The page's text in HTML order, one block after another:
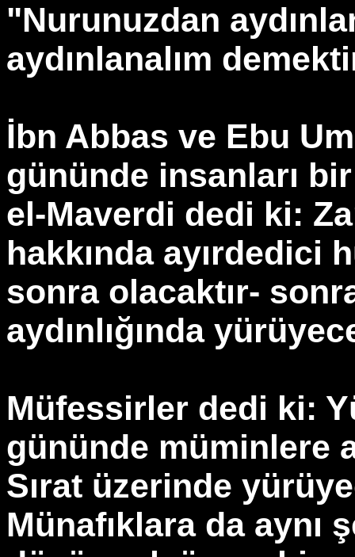
"Nurunuzdan
aydınlanalım
İbn Abbas ve Ebu
gününde insanları
el-Maverdi dedi ki:
hakkında ayırdedici
sonra olacaktır-
aydınlığında
Müfessirler dedi ki:
gününde müminlere
Sırat üzerinde
Münafıklara da aynı